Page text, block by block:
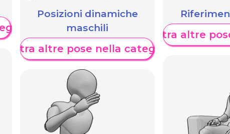
Posizioni dinamiche
maschili
Mostra altre pose nella categoria
Mostra altre